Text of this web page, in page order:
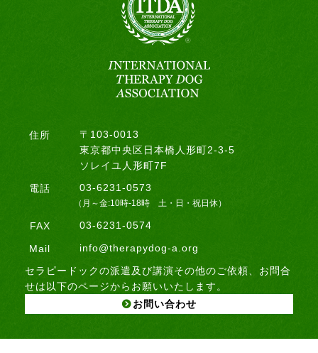
住所
〒103-0013
東京都中央区日本橋人形町2-3-5
ソレイユ人形町7F
電話
03-6231-0573
（月～金:10時-18時 土・日・祝日休）
FAX 03-6231-0574
Mail
info@therapydog-a.org
セラピードックの派遣及び講演その他のご依頼、お問合
せは以下のページからお願いいたします。
お問い合わせ